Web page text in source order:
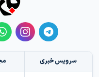
سرویس خبری